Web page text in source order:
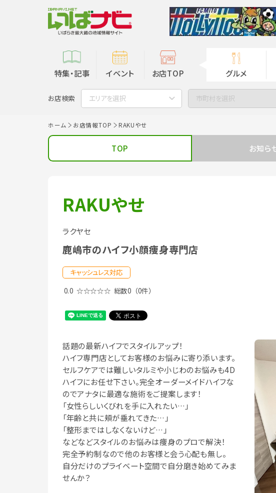
特集・記事 イベント お店TOP グルメ
お店検索 エリアを選択 市町村を選択
ホーム お店情報TOP RAKUやせ
TOP お知ら
RAKUやせ
ラクヤセ
鹿嶋市のハイフ小顔痩身専門店
キャッシュレス対応
0.0 ☆☆☆☆☆ 総数0 （0件）
話題の最新ハイフでスタイルアップ！
ハイフ専門店としてお客様のお悩みに寄り添います。
セルフケアでは難しいタルミや小じわのお悩みも4D
ハイフにお任せ下さい。完全オーダーメイドハイフな
のでアナタに最適な施術をご提案します！
「女性らしいくびれを手に入れたい…」
「年齢と共に頬が垂れてきた…」
「整形まではしなくないけど…」
などなどスタイルのお悩みは痩身のプロで解決！
完全予約制なので他のお客様と会う心配も無し。
自分だけのプライベート空間で自分磨き始めてみま
せんか？